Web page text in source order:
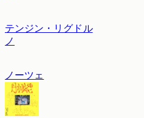
テンジン・リグドル
ノ
ノーツェ